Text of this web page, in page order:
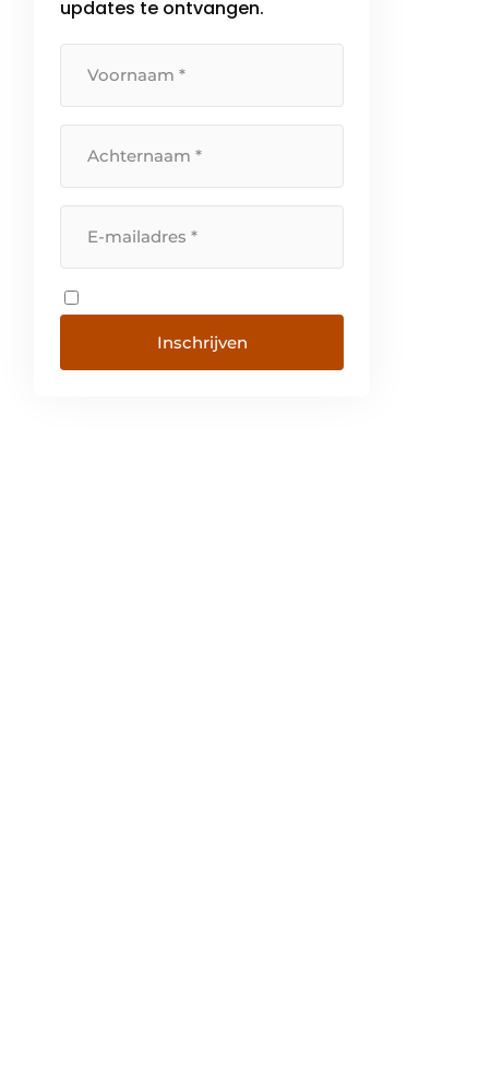
updates te ontvangen.
Inschrijven